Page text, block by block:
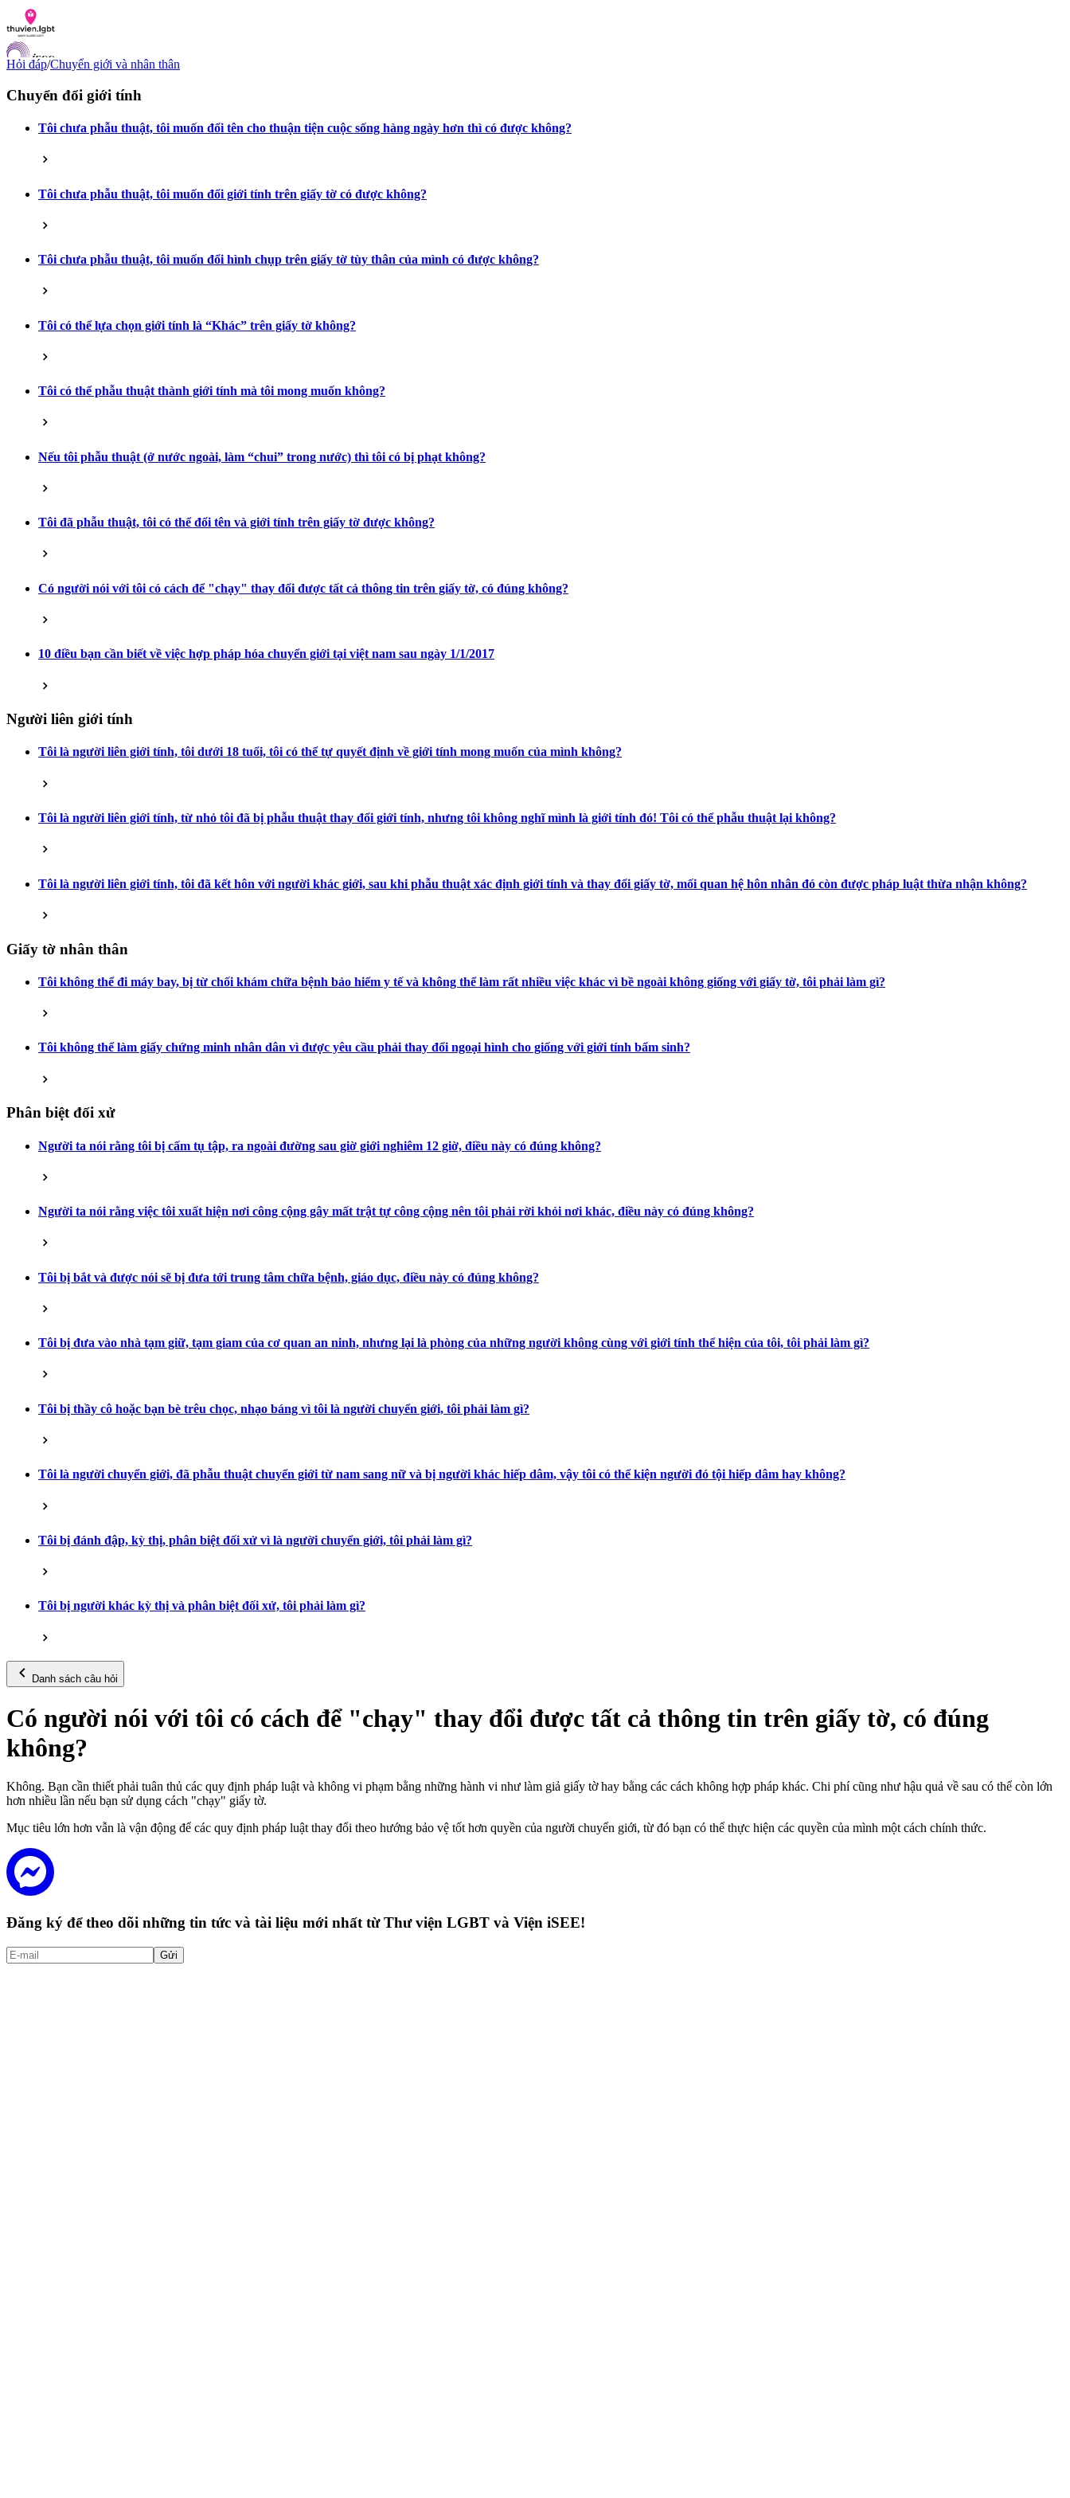
Danh sách tài liệu
Liên lạc
EN
Hỏi đáp/Chuyển giới và nhân thân
Chuyển đổi giới tính
Tôi chưa phẫu thuật, tôi muốn đổi tên cho thuận tiện cuộc sống hàng ngày hơn thì có được không?
Tôi chưa phẫu thuật, tôi muốn đổi giới tính trên giấy tờ có được không?
Tôi chưa phẫu thuật, tôi muốn đổi hình chụp trên giấy tờ tùy thân của mình có được không?
Tôi có thể lựa chọn giới tính là “Khác” trên giấy tờ không?
Tôi có thể phẫu thuật thành giới tính mà tôi mong muốn không?
Nếu tôi phẫu thuật (ở nước ngoài, làm “chui” trong nước) thì tôi có bị phạt không?
Tôi đã phẫu thuật, tôi có thể đổi tên và giới tính trên giấy tờ được không?
Có người nói với tôi có cách để "chạy" thay đổi được tất cả thông tin trên giấy tờ, có đúng không?
10 điều bạn cần biết về việc hợp pháp hóa chuyển giới tại việt nam sau ngày 1/1/2017
Người liên giới tính
Tôi là người liên giới tính, tôi dưới 18 tuổi, tôi có thể tự quyết định về giới tính mong muốn của mình không?
Tôi là người liên giới tính, từ nhỏ tôi đã bị phẫu thuật thay đổi giới tính, nhưng tôi không nghĩ mình là giới tính đó! Tôi có thể phẫu thuật lại không?
Tôi là người liên giới tính, tôi đã kết hôn với người khác giới, sau khi phẫu thuật xác định giới tính và thay đổi giấy tờ, mối quan hệ hôn nhân đó còn được pháp luật thừa nhận không?
Giấy tờ nhân thân
Tôi không thể đi máy bay, bị từ chối khám chữa bệnh bảo hiểm y tế và không thể làm rất nhiều việc khác vì bề ngoài không giống với giấy tờ, tôi phải làm gì?
Tôi không thể làm giấy chứng minh nhân dân vì được yêu cầu phải thay đổi ngoại hình cho giống với giới tính bẩm sinh?
Phân biệt đối xử
Người ta nói rằng tôi bị cấm tụ tập, ra ngoài đường sau giờ giới nghiêm 12 giờ, điều này có đúng không?
Người ta nói rằng việc tôi xuất hiện nơi công cộng gây mất trật tự công cộng nên tôi phải rời khỏi nơi khác, điều này có đúng không?
Tôi bị bắt và được nói sẽ bị đưa tới trung tâm chữa bệnh, giáo dục, điều này có đúng không?
Tôi bị đưa vào nhà tạm giữ, tạm giam của cơ quan an ninh, nhưng lại là phòng của những người không cùng với giới tính thể hiện của tôi, tôi phải làm gì?
Tôi bị thầy cô hoặc bạn bè trêu chọc, nhạo báng vì tôi là người chuyển giới, tôi phải làm gì?
Tôi là người chuyển giới, đã phẫu thuật chuyển giới từ nam sang nữ và bị người khác hiếp dâm, vậy tôi có thể kiện người đó tội hiếp dâm hay không?
Tôi bị đánh đập, kỳ thị, phân biệt đối xử vì là người chuyển giới, tôi phải làm gì?
Tôi bị người khác kỳ thị và phân biệt đối xử, tôi phải làm gì?
Danh sách câu hỏi
Có người nói với tôi có cách để "chạy" thay đổi được tất cả thông tin trên giấy tờ, có đúng
không?
Không. Bạn cần thiết phải tuân thủ các quy định pháp luật và không vi phạm bằng những hành vi như làm giả giấy tờ hay bằng các cách không hợp pháp khác. Chi phí cũng như hậu quả về sau có thể còn lớn
hơn nhiều lần nếu bạn sử dụng cách "chạy" giấy tờ.
Mục tiêu lớn hơn vẫn là vận động để các quy định pháp luật thay đổi theo hướng bảo vệ tốt hơn quyền của người chuyển giới, từ đó bạn có thể thực hiện các quyền của mình một cách chính thức.
Đăng ký để theo dõi những tin tức và tài liệu mới nhất từ Thư viện LGBT và Viện iSEE!
Gửi